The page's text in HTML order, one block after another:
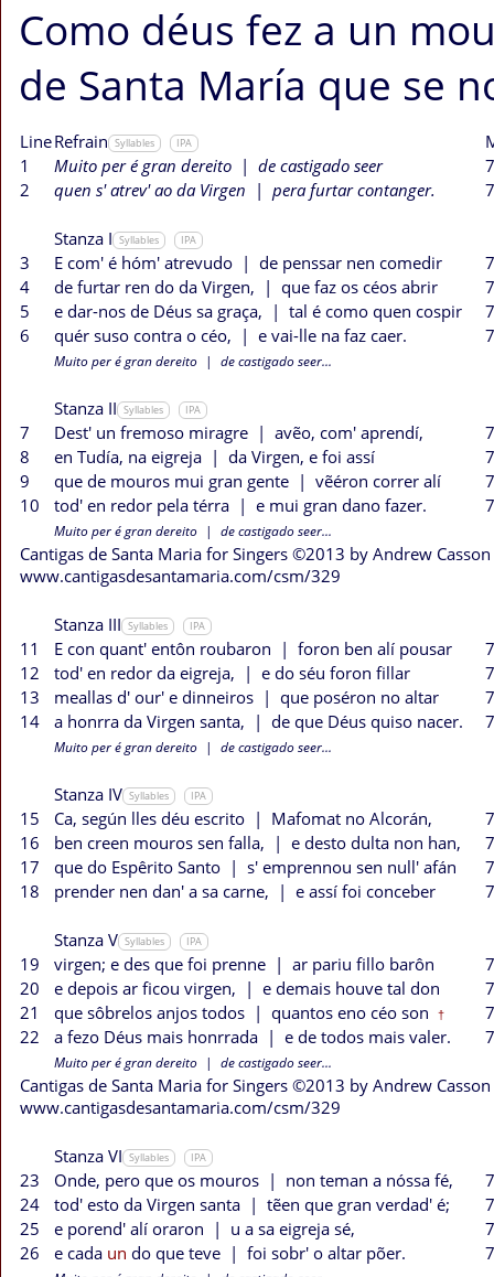
Como déus fez a un
de Santa María que se
LineRefrain Syllables IPA
1
Muito per é gran dereito | de castigado seer
2
quen s' atrev' ao da Virgen | pera furtar contanger.
Stanza I Syllables IPA
3 E com' é hóm' atrevudo | de penssar nen comedir
4
de furtar ren do da Virgen, | que faz os céos abrir
5
e dar-nos de Déus sa graça, | tal é como quen cospir
6
quér suso contra o céo, | e vai-lle na faz caer.
Muito per é gran dereito | de castigado seer...
Stanza II Syllables IPA
7 Dest' un fremoso miragre | avẽo, com' aprendí,
8
en Tudía, na eigreja | da Virgen, e foi assí
9
que de mouros mui gran gente | vẽéron correr alí
10
tod' en redor pela térra | e mui gran dano fazer.
Muito per é gran dereito | de castigado seer...
Cantigas de Santa Maria for Singers ©2013 by Andrew Casson
www.cantigasdesantamaria.com/csm/329
Stanza III Syllables IPA
11 E con quant' entôn roubaron | foron ben alí pousar
12
tod' en redor da eigreja, | e do séu foron fillar
13
meallas d' our' e dinneiros | que poséron no altar
14
a honrra da Virgen santa, | de que Déus quiso nacer.
Muito per é gran dereito | de castigado seer...
Stanza IV Syllables IPA
15 Ca, según lles déu escrito | Mafomat no Alcorán,
16
ben creen mouros sen falla, | e desto dulta non han,
17
que do Espêrito Santo | s' emprennou sen null' afán
18
prender nen dan' a sa carne, | e assí foi conceber
Stanza V Syllables IPA
19 virgen; e des que foi prenne | ar pariu fillo barôn
20
e depois ar ficou virgen, | e demais houve tal don
21
que sôbrelos anjos todos | quantos eno céo son †
22
a fezo Déus mais honrrada | e de todos mais valer.
Muito per é gran dereito | de castigado seer...
Cantigas de Santa Maria for Singers ©2013 by Andrew Casson
www.cantigasdesantamaria.com/csm/329
Stanza VI Syllables IPA
23 Onde, pero que os mouros | non teman a nóssa fé,
24
tod' esto da Virgen santa | tẽen que gran verdad' é;
25
e porend' alí oraron | u a sa eigreja sé,
26
e cada un do que teve | foi sobr' o altar põer.